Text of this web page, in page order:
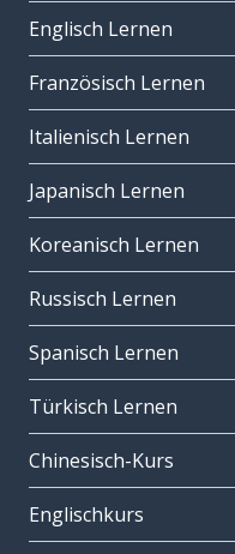
Englisch Lernen
Französisch Lernen
Italienisch Lernen
Japanisch Lernen
Koreanisch Lernen
Russisch Lernen
Spanisch Lernen
Türkisch Lernen
Chinesisch-Kurs
Englischkurs